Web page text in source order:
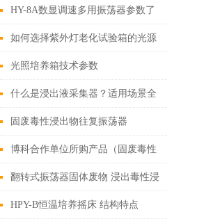
项
HY-8A数显调速多用振荡器参数了
解
如何选择紫外灯老化试验箱的光源
光照培养箱技术参数
什么是浸出液采集器？适用场景全
解析
固废毒性浸出物往复振荡器
博科合作单位所购产品（固废毒性
浸出设备）翻转振荡器参数特点说
明
翻转式振荡器固体废物 浸出毒性浸
出方法 硫酸硝酸法（1）
HPY-B恒温培养摇床 结构特点